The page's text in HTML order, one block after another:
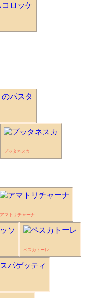
プッタネスカ
アマトリチャーナ
ペスカトーレ